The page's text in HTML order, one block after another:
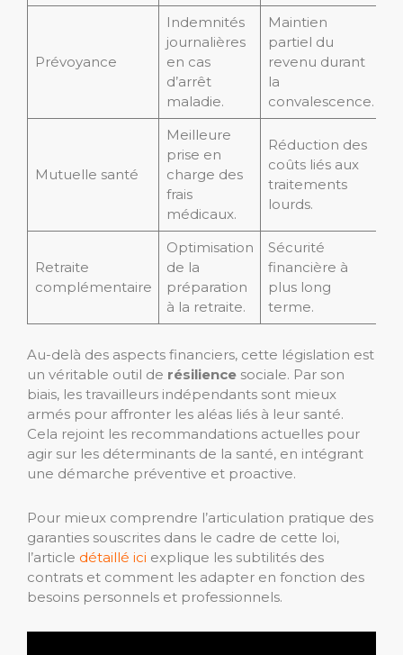
Prévoyance
Indemnités
journalières
en cas
d’arrêt
maladie.
Maintien
partiel du
revenu durant
la
convalescence.
Mutuelle santé
Meilleure
prise en
charge des
frais
médicaux.
Réduction des
coûts liés aux
traitements
lourds.
Retraite
complémentaire
Optimisation
de la
préparation
à la retraite.
Sécurité
financière à
plus long
terme.
Au-delà des aspects financiers, cette législation est
un véritable outil de résilience sociale. Par son
biais, les travailleurs indépendants sont mieux
armés pour affronter les aléas liés à leur santé.
Cela rejoint les recommandations actuelles pour
agir sur les déterminants de la santé, en intégrant
une démarche préventive et proactive.
Pour mieux comprendre l’articulation pratique des
garanties souscrites dans le cadre de cette loi,
l’article détaillé ici explique les subtilités des
contrats et comment les adapter en fonction des
besoins personnels et professionnels.